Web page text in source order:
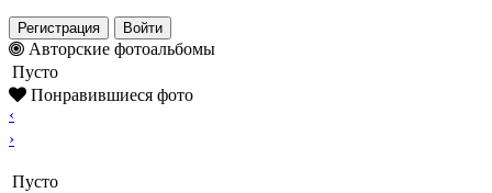
Регистрация Войти
Авторские фотоальбомы
Пусто
Понравившиеся фото
‹
›
Пусто